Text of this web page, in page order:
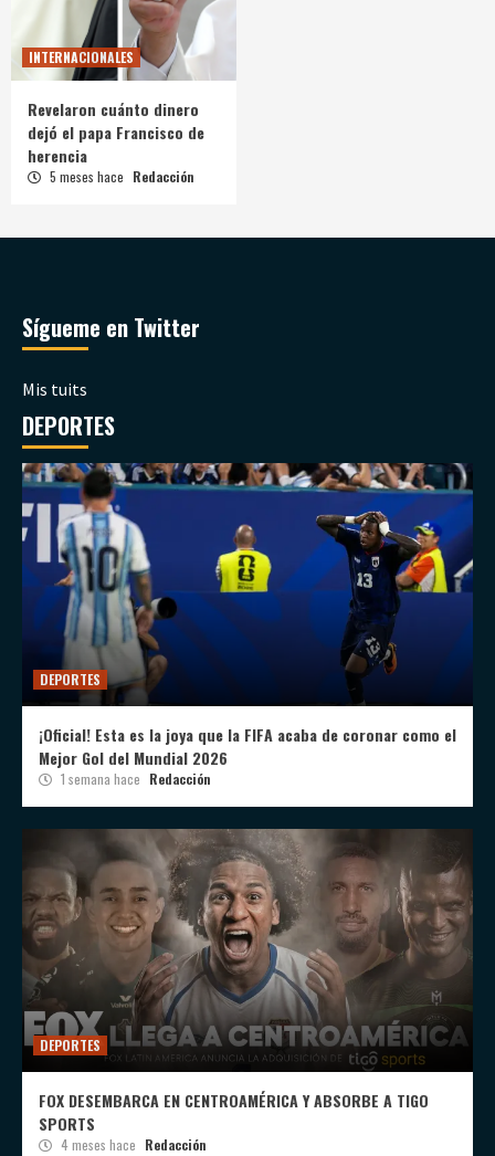
INTERNACIONALES
Revelaron cuánto dinero
dejó el papa Francisco de
herencia
5 meses hace Redacción
Sígueme en Twitter
Mis tuits
DEPORTES
DEPORTES
¡Oficial! Esta es la joya que la FIFA acaba de coronar como el
Mejor Gol del Mundial 2026
1 semana hace Redacción
DEPORTES
FOX DESEMBARCA EN CENTROAMÉRICA Y ABSORBE A TIGO
SPORTS
4 meses hace Redacción